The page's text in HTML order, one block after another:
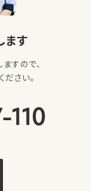
ます
すので、
さい。